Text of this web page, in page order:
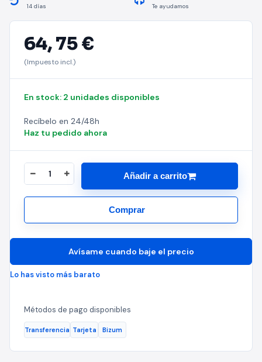
14 días Te ayudamos
64,75 €
(Impuesto incl.)
En stock: 2 unidades disponibles
Recíbelo en 24/48h
Haz tu pedido ahora
Añadir a carrito
Comprar
Avísame cuando baje el precio
Lo has visto más barato
Métodos de pago disponibles
Transferencia Tarjeta Bizum